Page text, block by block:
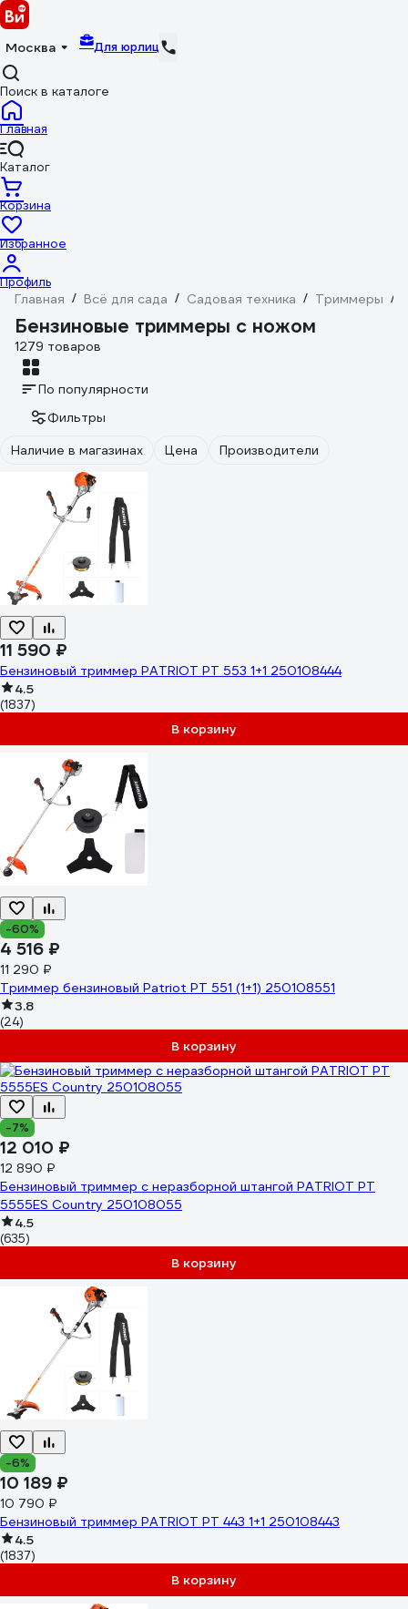
Москва Для юрлиц
Поиск в каталоге
Главная
Каталог
Корзина
Избранное
Профиль
Главная / Всё для сада / Садовая техника / Триммеры /
Бензиновые триммеры с ножом
1279 товаров
По популярности
Фильтры
Наличие в магазинах
Цена Производители
11 590 ₽
Бензиновый триммер PATRIOT PT 553 1+1 250108444
4.5
(1837)
В корзину
-60%
4 516 ₽
11 290 ₽
Триммер бензиновый Patriot PT 551 (1+1) 250108551
3.8
(24)
В корзину
-7%
12 010 ₽
12 890 ₽
Бензиновый триммер с неразборной штангой PATRIOT PT
5555ES Country 250108055
4.5
(635)
В корзину
-6%
10 189 ₽
10 790 ₽
Бензиновый триммер PATRIOT PT 443 1+1 250108443
4.5
(1837)
В корзину